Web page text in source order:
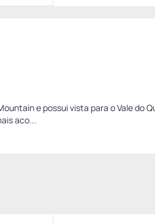
e possui vista para o Vale do
aco...